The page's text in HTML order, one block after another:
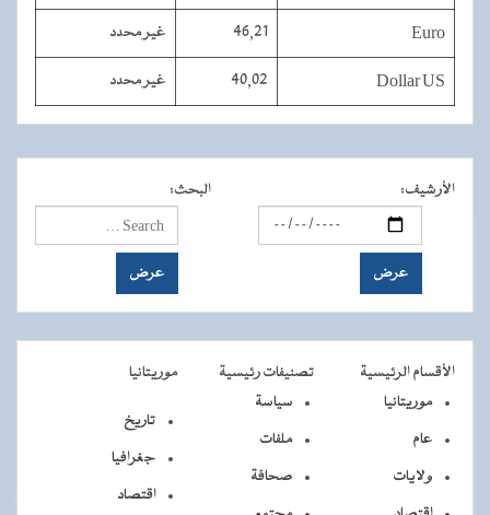
Euro
46,21 غير محدد
Dollar US
40,02 غير محدد
الأرشيف: البحث:
الأقسام الرئيسية تصنيفات رئيسية
موريتانيا
موريتانيا
عام
ولايات
سياسة
ملفات
صحافة
تاريخ
جغرافيا
اقتصاد